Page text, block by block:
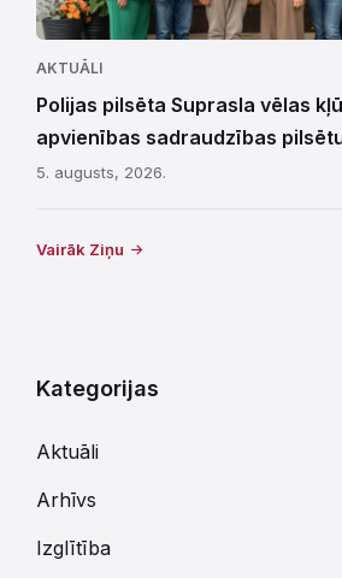
AKTUĀLI
Polijas pilsēta Suprasla vēlas
apvienības sadraudzības
5. augusts, 2026.
Vairāk Ziņu
Kategorijas
Aktuāli
Arhīvs
Izglītība